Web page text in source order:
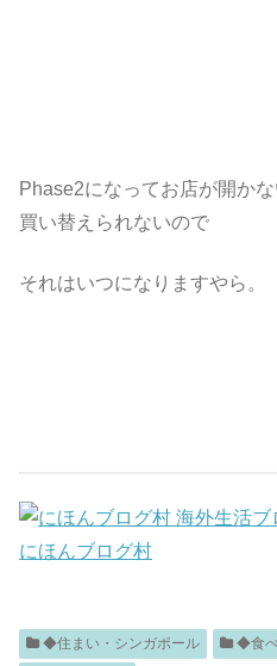
Phase2になってお店が開か
買い替えられないので
それはいつになりますやら。
にほんブログ村
◆住まい・シンガポール
◆食